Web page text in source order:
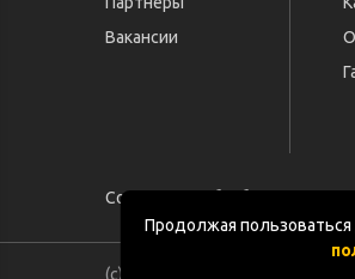
Продолжая пользоваться
Вакансии
Согласие на обработку
(с) «POGOS.ru» 2010-2026 (ИП